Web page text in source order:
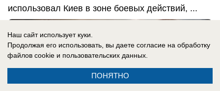
использовал Киев в зоне боевых действий, ...
Наш сайт использует куки.
Продолжая его использовать, вы даете согласие на обработку
файлов cookie и пользовательских данных.
ПОНЯТНО